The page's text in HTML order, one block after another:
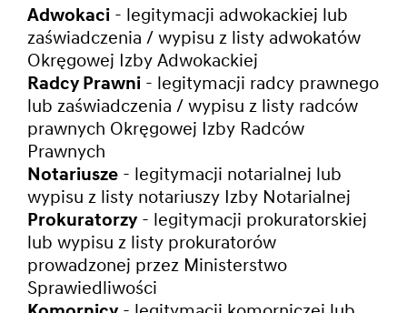
Adwokaci - legitymacji adwokackiej lub
zaświadczenia / wypisu z listy adwokatów
Okręgowej Izby Adwokackiej
Radcy Prawni - legitymacji radcy prawnego
lub zaświadczenia / wypisu z listy radców
prawnych Okręgowej Izby Radców
Prawnych
Notariusze - legitymacji notarialnej lub
wypisu z listy notariuszy Izby Notarialnej
Prokuratorzy- legitymacji prokuratorskiej
lub wypisu z listy prokuratorów
prowadzonej przez Ministerstwo
Sprawiedliwości